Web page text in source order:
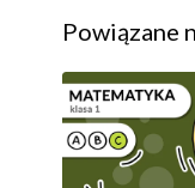
Powiązane